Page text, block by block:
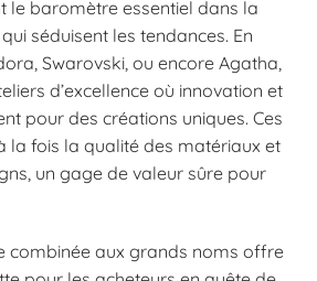
le baromètre essentiel dans la
séduisent les tendances. En
Swarovski, ou encore Agatha,
d’excellence où innovation et
pour des créations uniques. Ces
la fois la qualité des matériaux et
un gage de valeur sûre pour
combinée aux grands noms offre